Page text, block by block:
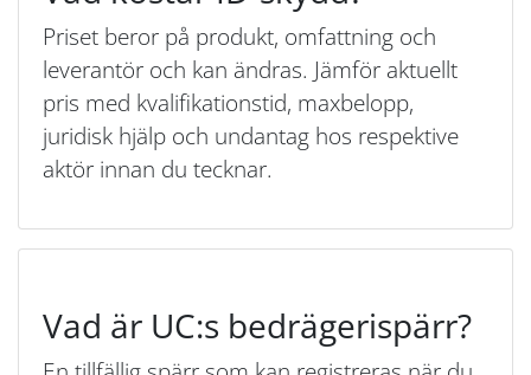
Priset beror på produkt, omfattning och
leverantör och kan ändras. Jämför aktuellt
pris med kvalifikationstid, maxbelopp,
juridisk hjälp och undantag hos respektive
aktör innan du tecknar.
Vad är UC:s bedrägerispärr?